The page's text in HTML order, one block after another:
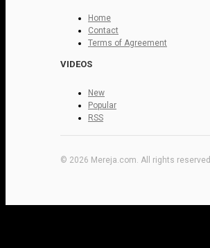
Home
Contact
Terms of Agreement
VIDEOS
New
Popular
RSS
© 2026 Mereja.com. All rights reserved